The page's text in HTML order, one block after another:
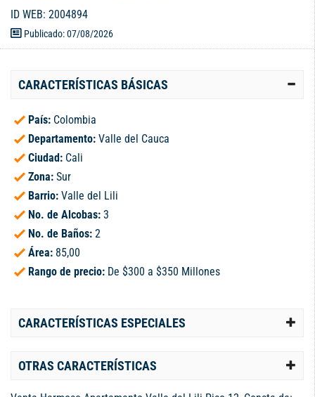
ID WEB: 2004894
Publicado: 07/08/2026
CARACTERÍSTICAS BÁSICAS
País: Colombia
Departamento: Valle del Cauca
Ciudad: Cali
Zona: Sur
Barrio: Valle del Lili
No. de Alcobas: 3
No. de Baños: 2
Área: 85,00
Rango de precio: De $300 a $350 Millones
CARACTERÍSTICAS ESPECIALES
OTRAS CARACTERÍSTICAS